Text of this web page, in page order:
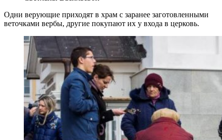
Одни верующие приходят в храм с заранее заготовленными
веточками вербы, другие покупают их у входа в церковь.